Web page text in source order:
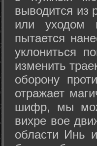
выводится из
или уходом
пытается
уклониться
изменить
оборону
отражает
шифр, мы
вихре вое
области Инь